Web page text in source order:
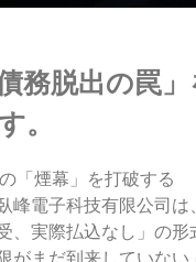
務脱出の罠
。
「煙幕」を打破する
峰電子科技有限公司
、実際払込なし」の